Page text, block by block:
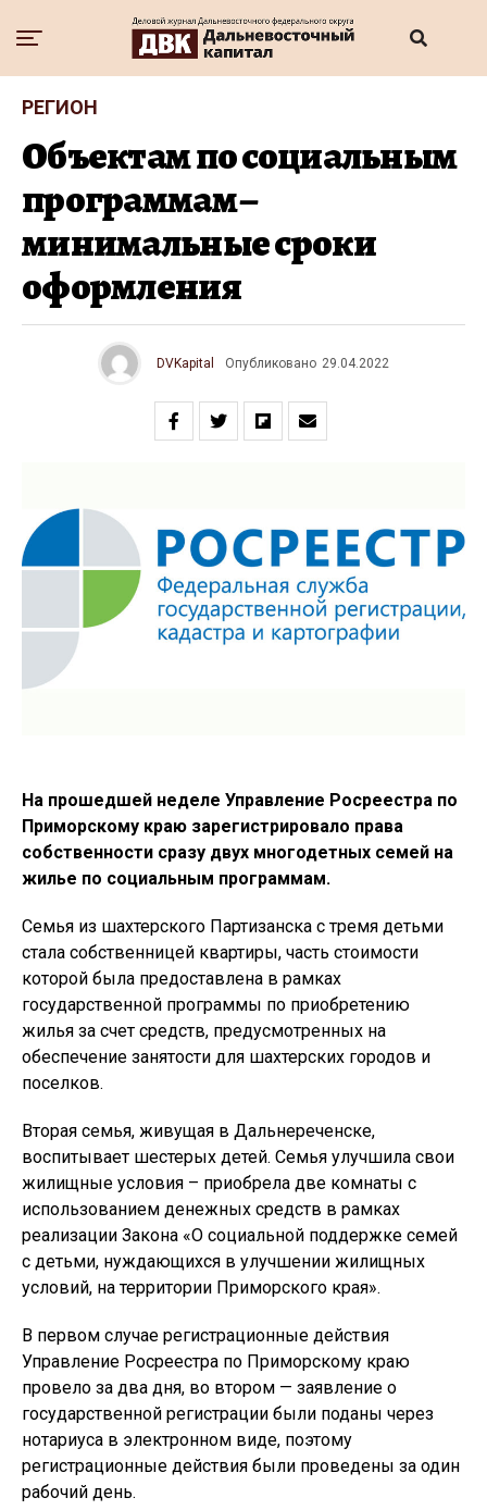
РЕГИОН
Объектам по социальным
программам –
минимальные сроки
оформления
DVKapital Опубликовано 29.04.2022
На прошедшей неделе Управление Росреестра по
Приморскому краю зарегистрировало права
собственности сразу двух многодетных семей на
жилье по социальным программам.
Семья из шахтерского Партизанска с тремя детьми
стала собственницей квартиры, часть стоимости
которой была предоставлена в рамках
государственной программы по приобретению
жилья за счет средств, предусмотренных на
обеспечение занятости для шахтерских городов и
поселков.
Вторая семья, живущая в Дальнереченске,
воспитывает шестерых детей. Семья улучшила свои
жилищные условия – приобрела две комнаты с
использованием денежных средств в рамках
реализации Закона «О социальной поддержке семей
с детьми, нуждающихся в улучшении жилищных
условий, на территории Приморского края».
В первом случае регистрационные действия
Управление Росреестра по Приморскому краю
провело за два дня, во втором — заявление о
государственной регистрации были поданы через
нотариуса в электронном виде, поэтому
регистрационные действия были проведены за один
рабочий день.